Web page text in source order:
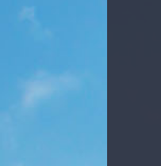
Haber Arşivi